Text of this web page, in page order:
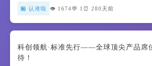
🏪 认准啦 👁️ 1674💬 1 ⏰ 280天前
科创领航·标准先行——全球顶尖产品席
待！